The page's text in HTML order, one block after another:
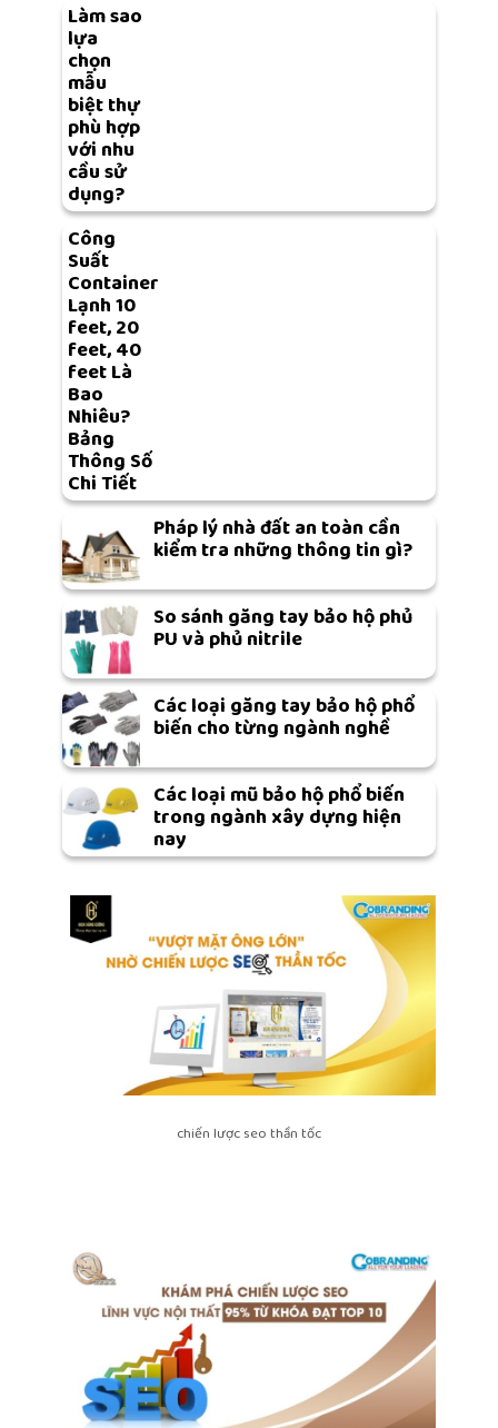
Làm sao
lựa
chọn
mẫu
biệt thự
phù hợp
với nhu
cầu sử
dụng?
Công
Suất
Container
Lạnh 10
feet, 20
feet, 40
feet Là
Bao
Nhiêu?
Bảng
Thông Số
Chi Tiết
Pháp lý nhà đất an toàn cần
kiểm tra những thông tin gì?
So sánh găng tay bảo hộ phủ
PU và phủ nitrile
Các loại găng tay bảo hộ phổ
biến cho từng ngành nghề
Các loại mũ bảo hộ phổ biến
trong ngành xây dựng hiện
nay
chiến lược seo thần tốc